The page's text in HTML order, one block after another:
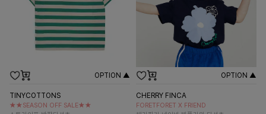
OPTION ▲
TINYCOTTONS
★★SEASON OFF SALE★★
OPTION ▲
CHERRY FINCA
FORETFORET X FRIEND